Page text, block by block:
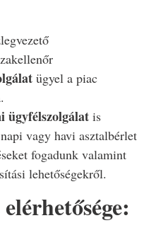
ügyel a piac
ügyfélszolgálat is
vagy havi asztalbérlet
fogadunk valamint
lehetőségekről.